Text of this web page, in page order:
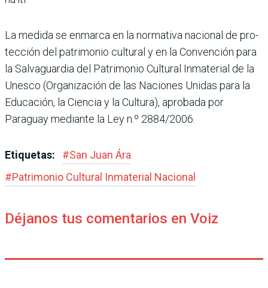
La medida se enmarca en la normativa nacional de pro­
tección del patrimonio cul­tural y en la Convención para
la Salvaguardia del Patrimo­nio Cultural Inmaterial de la
Unesco (Organización de las Naciones Unidas para la
Educación, la Ciencia y la Cultura), aprobada por
Paraguay mediante la Ley n.º 2884/2006.
Etiquetas: #San Juan Ára
#Patrimonio Cultural Inmaterial Nacional
Déjanos tus comentarios en Voiz